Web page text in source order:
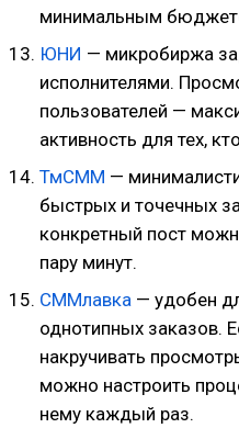
минимальным
ЮНИ — микробиржа
исполнителями.
пользователей —
активность для тех,
ТмСММ —
быстрых и точечных
конкретный пост
пару минут.
СММлавка — удобен
однотипных заказов.
накручивать
можно настроить
нему каждый раз.